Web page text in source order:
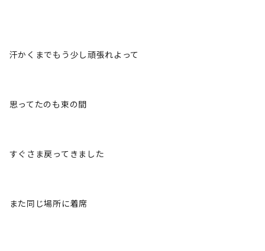
汗かくまでもう少し頑張れよって
思ってたのも束の間
すぐさま戻ってきました
また同じ場所に着席